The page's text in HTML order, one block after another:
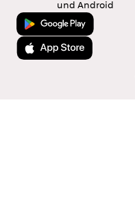
und Android
Jetzt bei Google Play
Laden im App Store